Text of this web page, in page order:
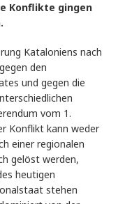
Konflikte gingen
Kataloniens nach
den
und gegen die
vom 1.
Konflikt kann weder
einer regionalen
gelöst werden,
heutigen
stehen